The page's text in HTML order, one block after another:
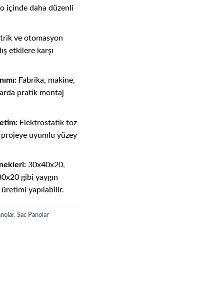
içinde daha düzenli
ve otomasyon
etkilere karşı
Fabrika, makine,
pratik montaj
Elektrostatik toz
projeye uyumlu yüzey
30x40x20,
gibi yaygın
yapılabilir.
, Sac Panolar